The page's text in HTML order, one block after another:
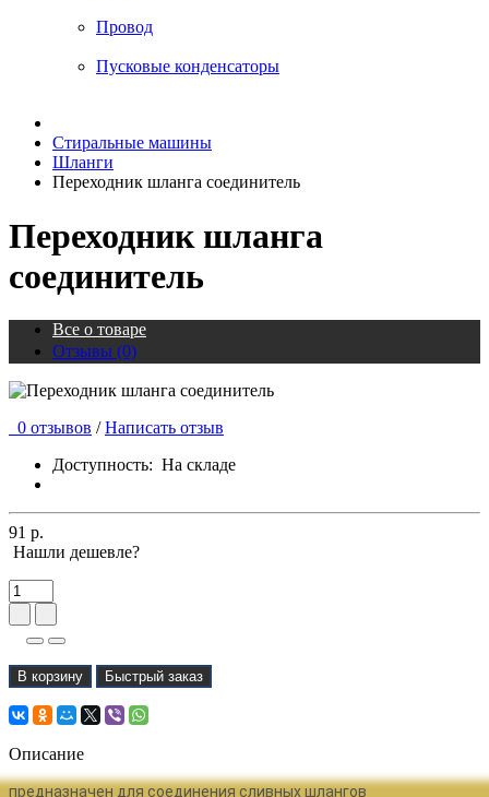
Провод
Пусковые конденсаторы
Стиральные машины
Шланги
Переходник шланга соединитель
Переходник шланга
соединитель
Все о товаре
Отзывы (0)
0 отзывов / Написать отзыв
Доступность: На складе
91 р.
Нашли дешевле?
В корзину Быстрый заказ
Описание
предназначен для соединения сливных шлангов